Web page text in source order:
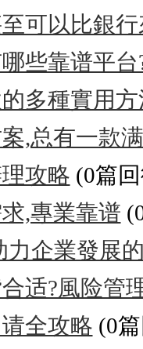
可以比銀
些靠谱平
多種實用方
,总有一款
攻略 (0篇
,專業靠谱
力企業發展
适?風险管
全攻略 (0